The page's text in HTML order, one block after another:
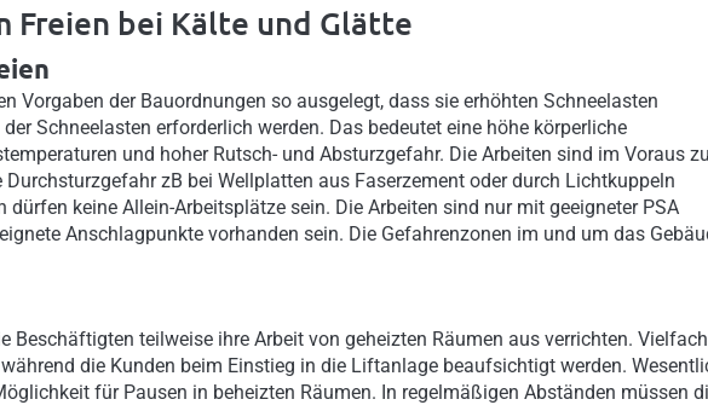
Freien bei Kälte und Glätte
Vorgaben der Bauordnungen so ausgelegt, dass sie erhöhten Schneelasten
Schneelasten erforderlich werden. Das bedeutet eine höhe körperliche
und hoher Rutsch- und Absturzgefahr. Die Arbeiten sind im Voraus zu
zB bei Wellplatten aus Faserzement oder durch Lichtkuppeln
keine Allein-Arbeitsplätze sein. Die Arbeiten sind nur mit geeigneter PSA
Anschlagpunkte vorhanden sein. Die Gefahrenzonen im und um das
Beschäftigten teilweise ihre Arbeit von geheizten Räumen aus verrichten. Vielfach
die Kunden beim Einstieg in die Liftanlage beaufsichtigt werden.
für Pausen in beheizten Räumen. In regelmäßigen Abständen müssen